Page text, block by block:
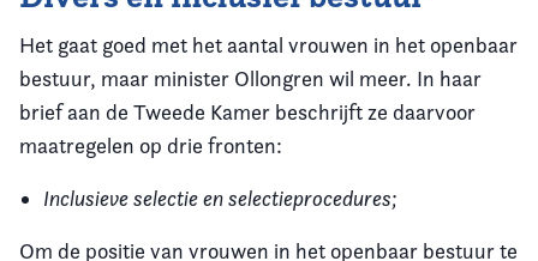
Het gaat goed met het aantal vrouwen in het openbaar
bestuur, maar minister Ollongren wil meer. In haar
brief aan de Tweede Kamer beschrijft ze daarvoor
maatregelen op drie fronten:
Inclusieve selectie en selectieprocedures;
Om de positie van vrouwen in het openbaar bestuur te